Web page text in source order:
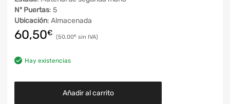
Nº Puertas: 5
Ubicación: Almacenada
60,50€ 50,00€
Hay existencias
Añadir al carrito